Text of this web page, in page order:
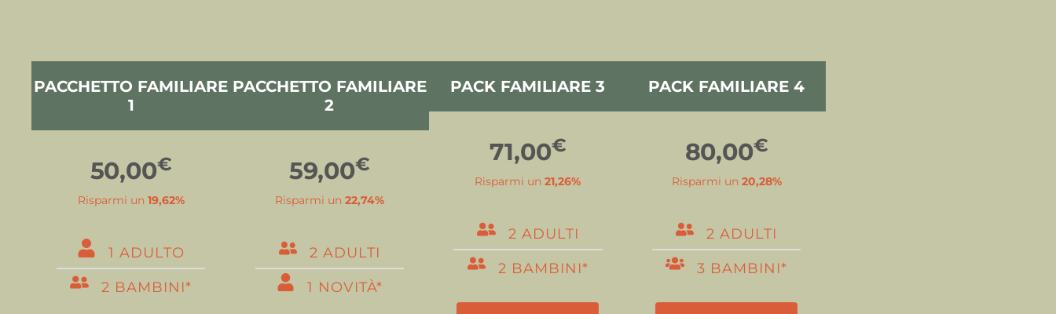
PACCHETTO FAMILIARE
1
50,00€
Risparmi un 19,62%
1 ADULTO
2 BAMBINI*
PACCHETTO FAMILIARE
2
59,00€
Risparmi un 22,74%
2 ADULTI
1 NOVITÀ*
PACK FAMILIARE 3
71,00€
Risparmi un21,26%
2 ADULTI
2 BAMBINI*
PACK FAMILIARE 4
80,00€
Risparmi un 20,28%
2 ADULTI
3 BAMBINI*